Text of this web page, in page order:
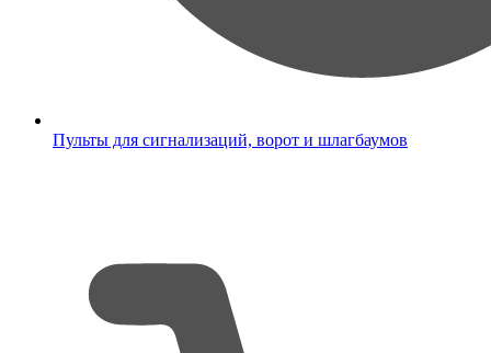
Пульты для сигнализаций, ворот и шлагбаумов